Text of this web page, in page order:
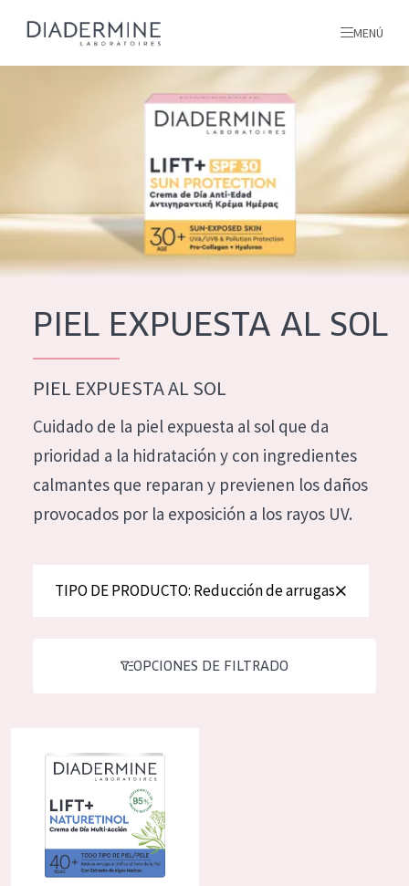
TIPO DE PRODUCTO
Hidratación y luminosidad
Reducción de arrugas
Regeneración
Firmeza
Sérum
COLECCIÓN
Essentials
TODOS NUESTROS
PRODUCTOS
todos nuestros productos
MENÚ
INGREDIENTES
MÁS SOBRE NOSOTROS
INSPIRACIÓN
contacto
French
German
Spanish
PIEL EXPUESTA AL SOL
PIEL EXPUESTA AL SOL
Cuidado de la piel expuesta al sol que da
prioridad a la hidratación y con ingredientes
calmantes que reparan y previenen los daños
provocados por la exposición a los rayos UV.
TIPO DE PRODUCTO: Reducción de arrugas
OPCIONES DE FILTRADO